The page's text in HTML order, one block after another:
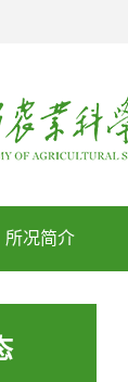
所况简介